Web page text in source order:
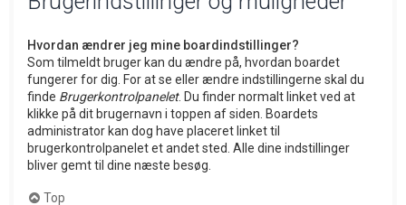
Hvordan ændrer jeg mine boardindstillinger?
Som tilmeldt bruger kan du ændre på, hvordan boardet
fungerer for dig. For at se eller ændre indstillingerne skal du
finde Brugerkontrolpanelet. Du finder normalt linket ved at
klikke på dit brugernavn i toppen af siden. Boardets
administrator kan dog have placeret linket til
brugerkontrolpanelet et andet sted. Alle dine indstillinger
bliver gemt til dine næste besøg.
Top